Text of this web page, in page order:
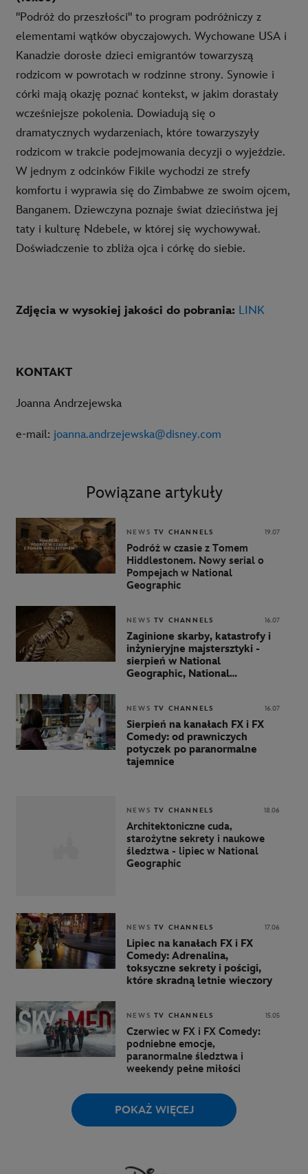
"Podróż do przeszłości" to program podróżniczy z
elementami wątków obyczajowych. Wychowane USA i
Kanadzie dorosłe dzieci emigrantów towarzyszą
rodzicom w powrotach w rodzinne strony. Synowie i
córki mają okazję poznać kontekst, w jakim dorastały
wcześniejsze pokolenia. Dowiadują się o
dramatycznych wydarzeniach, które towarzyszyły
rodzicom w trakcie podejmowania decyzji o wyjeździe.
W jednym z odcinków Fikile wychodzi ze strefy
komfortu i wyprawia się do Zimbabwe ze swoim ojcem,
Banganem. Dziewczyna poznaje świat dzieciństwa jej
taty i kulturę Ndebele, w której się wychowywał.
Doświadczenie to zbliża ojca i córkę do siebie.
Zdjęcia w wysokiej jakości do pobrania: LINK
KONTAKT
Joanna Andrzejewska
e-mail: joanna.andrzejewska@disney.com
Powiązane artykuły
NEWS TV CHANNELS 19.07
Podróż w czasie z Tomem
Hiddlestonem. Nowy serial o
Pompejach w National
Geographic
NEWS TV CHANNELS 16.07
Zaginione skarby, katastrofy i
inżynieryjne majstersztyki -
sierpień w National
Geographic, National
NEWS TV CHANNELS 16.07
Sierpień na kanałach FX i FX
Comedy: od prawniczych
potyczek po paranormalne
tajemnice
NEWS TV CHANNELS 18.06
Architektoniczne cuda,
starożytne sekrety i naukowe
śledztwa - lipiec w National
Geographic
NEWS TV CHANNELS 17.06
Lipiec na kanałach FX i FX
Comedy: Adrenalina,
toksyczne sekrety i pościgi,
które skradną letnie wieczory
NEWS TV CHANNELS 15.05
Czerwiec w FX i FX Comedy:
podniebne emocje,
paranormalne śledztwa i
weekendy pełne miłości
POKAŻ WIĘCEJ